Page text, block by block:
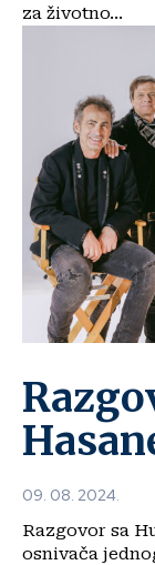
za životno...
09. 08. 2024.
Razgovor sa
osnivača